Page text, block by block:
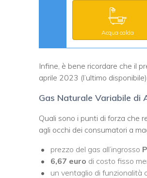
Acqua calda
Infine, è bene ricordare che il
aprile 2023 (l’ultimo
Gas Naturale Variabile di
Quali sono i punti di forza che
agli occhi dei consumatori a
prezzo del gas all’ingrosso
6,67 euro di costo fisso
un ventaglio di funzionalità